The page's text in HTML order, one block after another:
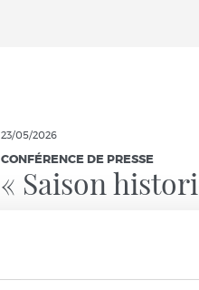
23/05/2026
CONFÉRENCE DE PRESSE
« Saison